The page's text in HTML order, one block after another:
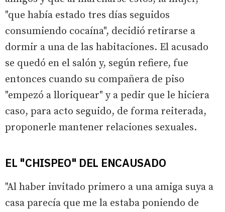
"que había estado tres días seguidos
consumiendo cocaína", decidió retirarse a
dormir a una de las habitaciones. El acusado
se quedó en el salón y, según refiere, fue
entonces cuando su compañera de piso
"empezó a lloriquear" y a pedir que le hiciera
caso, para acto seguido, de forma reiterada,
proponerle mantener relaciones sexuales.
EL "CHISPEO" DEL ENCAUSADO
"Al haber invitado primero a una amiga suya a
casa parecía que me la estaba poniendo de